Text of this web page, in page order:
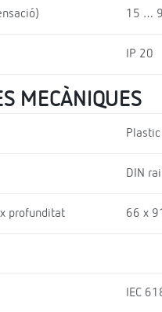
15 …
IP 20
MECÀNIQUES
DIN
profunditat 66 x
IEC